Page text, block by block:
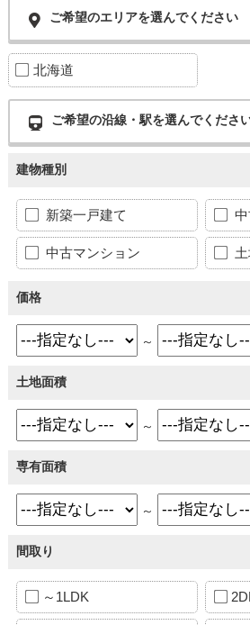
ご希望のエリアを選んでください
北海道
ご希望の沿線・駅を選んでくださ
建物種別
新築一戸建て
中古マンション
価格
～
土地面積
～
専有面積
～
間取り
～1LDK